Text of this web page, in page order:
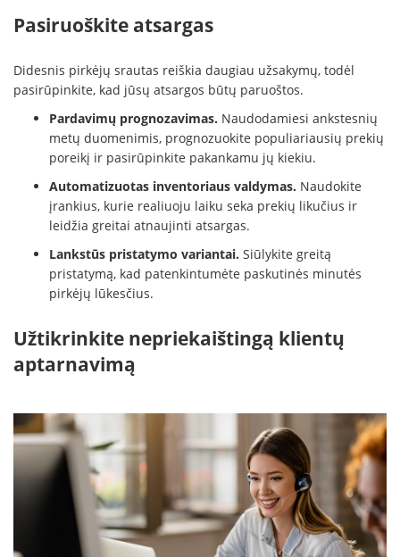
Pasiruoškite atsargas
Didesnis pirkėjų srautas reiškia daugiau užsakymų, todėl
pasirūpinkite, kad jūsų atsargos būtų paruoštos.
Pardavimų prognozavimas. Naudodamiesi ankstesnių
metų duomenimis, prognozuokite populiariausių prekių
poreikį ir pasirūpinkite pakankamu jų kiekiu.
Automatizuotas inventoriaus valdymas. Naudokite
įrankius, kurie realiuoju laiku seka prekių likučius ir
leidžia greitai atnaujinti atsargas.
Lankstūs pristatymo variantai. Siūlykite greitą
pristatymą, kad patenkintumėte paskutinės minutės
pirkėjų lūkesčius.
Užtikrinkite nepriekaištingą klientų
aptarnavimą